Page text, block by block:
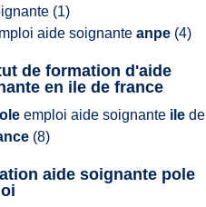
(1)
aide soignante anpe (4)
de formation d'aide
en ile de france
emploi aide soignante ile de
(8)
aide soignante pole